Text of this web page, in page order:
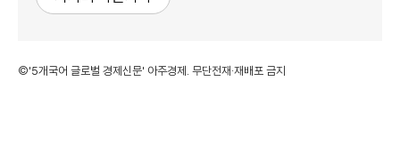
©'5개국어 글로벌 경제신문' 아주경제. 무단전재·재배포 금지